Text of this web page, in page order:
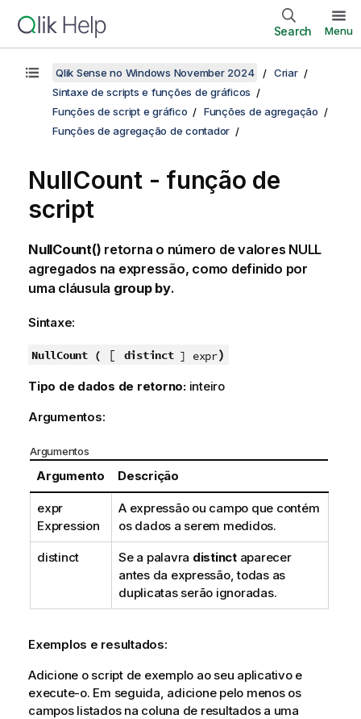
Search Menu
Qlik Sense no Windows November 2024
Criar
Sintaxe de scripts e funções de gráficos
Funções de script e gráfico
Funções de agregação
Funções de agregação de contador
NullCount - função de
script
NullCount() retorna o número de valores NULL
agregados na expressão, como definido por
uma cláusula group by.
Sintaxe:
NullCount ( [ distinct] expr)
Tipo de dados de retorno: inteiro
Argumentos:
Argumentos
Argumento Descrição
expr
Expression
A expressão ou campo que contém
os dados a serem medidos.
distinct Se a palavra distinctaparecer
antes da expressão, todas as
duplicatas serão ignoradas.
Exemplos e resultados:
Adicione o script de exemplo ao seu aplicativo e
execute-o. Em seguida, adicione pelo menos os
campos listados na coluna de resultados a uma